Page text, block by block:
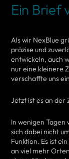
Ein Brief
Als wir NexBlue
präzise und
entwickeln, auch
nur eine kleinere
verschaffte uns
Jetzt ist es an der
In wenigen
sich dabei nicht
Funktion. Es ist
an viel mehr